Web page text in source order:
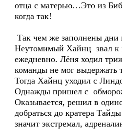
отца с матерью…Это из
когда так!
Так чем же заполнены дни
Неутомимый Хайнц звал к
ежедневно. Лёня ходил
команды не мог выдержать
Тогда Хайнц уходил с
Однажды пришел с
Оказывается, решил в
добраться до кратера
значит экстремал,